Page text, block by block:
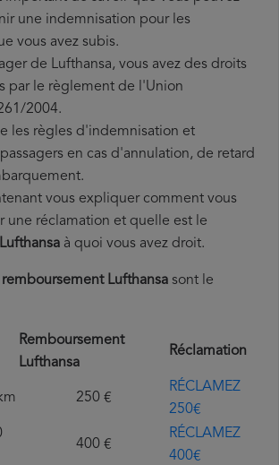
une indemnisation pour les
vous avez subis.
de Lufthansa, vous avez des droits
par le règlement de l'Union
2004.
les règles d'indemnisation et
en cas d'annulation, de retard
vous expliquer comment vous
une réclamation et quelle est le
à quoi vous avez droit.
remboursement Lufthansa sont le
Remboursement
Lufthansa
Réclamation
250 €
RÉCLAMEZ
250€
400 €
RÉCLAMEZ
400€